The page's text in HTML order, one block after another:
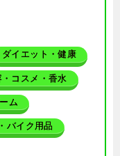
ダイエット・健康
コスメ・香水
ム
バイク用品